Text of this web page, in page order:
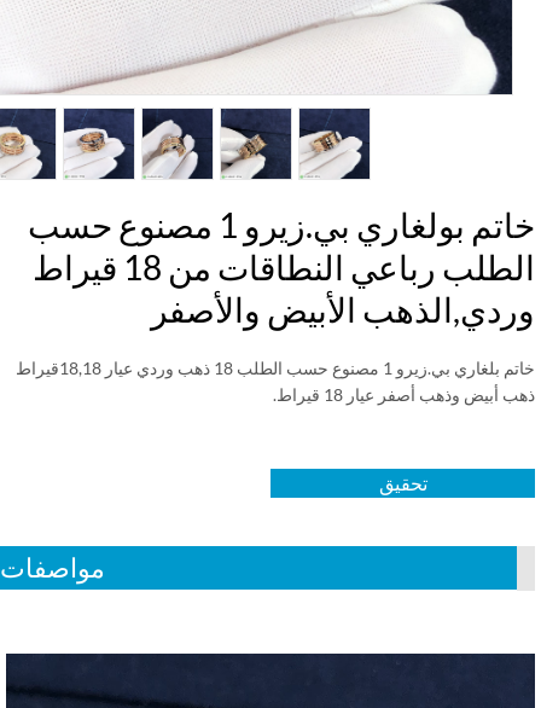
خاتم بولغاري بي.زيرو 1 مصنوع حسب
الطلب رباعي النطاقات من 18 قيراط
الأبيض والأصفر
خاتم بلغاري بي.زيرو 1 مصنوع حسب الطلب 18 ذهب وردي عيار 18,18قيراط
أبيض وذهب أصفر عيار 18 قيراط.
تحقيق
مواصفات